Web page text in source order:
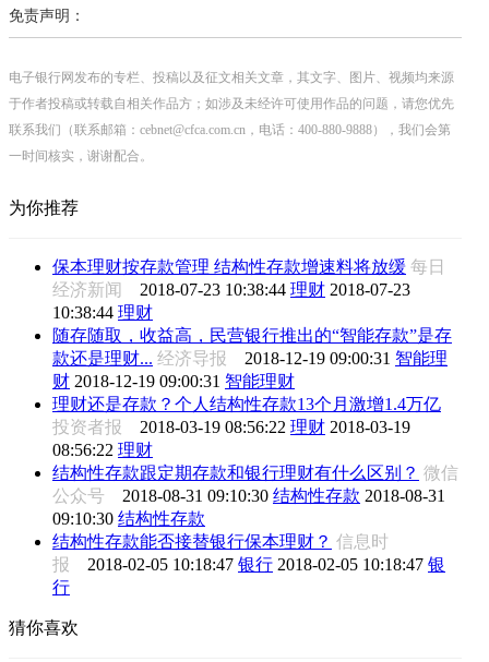
免责声明：
电子银行网发布的专栏、投稿以及征文相关文章，其文字、图片、视频均来源
于作者投稿或转载自相关作品方；如涉及未经许可使用作品的问题，请您优先
联系我们（联系邮箱：cebnet@cfca.com.cn，电话：400-880-9888），我们会第
一时间核实，谢谢配合。
为你推荐
保本理财按存款管理 结构性存款增速料将放缓 每日
经济新闻 2018-07-23 10:38:44 理财 2018-07-23
10:38:44 理财
随存随取，收益高，民营银行推出的“智能存款”是存
款还是理财... 经济导报 2018-12-19 09:00:31 智能理
财 2018-12-19 09:00:31 智能理财
理财还是存款？个人结构性存款13个月激增1.4万亿
投资者报 2018-03-19 08:56:22 理财 2018-03-19
08:56:22 理财
结构性存款跟定期存款和银行理财有什么区别？ 微信
公众号 2018-08-31 09:10:30 结构性存款 2018-08-31
09:10:30 结构性存款
结构性存款能否接替银行保本理财？ 信息时
报 2018-02-05 10:18:47 银行 2018-02-05 10:18:47 银
行
猜你喜欢